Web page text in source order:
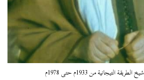
من 1933م حتى 1978م